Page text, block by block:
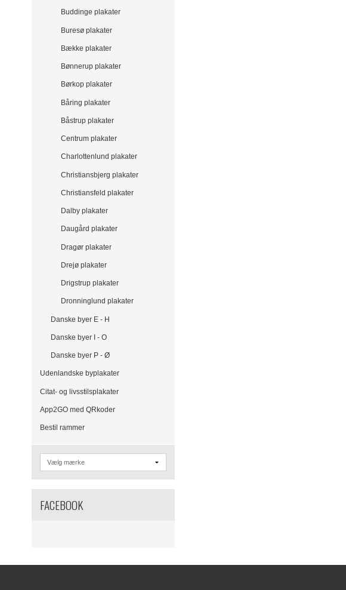
Buddinge plakater
Buresø plakater
Bække plakater
Bønnerup plakater
Børkop plakater
Båring plakater
Båstrup plakater
Centrum plakater
Charlottenlund plakater
Christiansbjerg plakater
Christiansfeld plakater
Dalby plakater
Daugård plakater
Dragør plakater
Drejø plakater
Drigstrup plakater
Dronninglund plakater
Danske byer E - H
Danske byer I - O
Danske byer P - Ø
Udenlandske byplakater
Citat- og livsstilsplakater
App2GO med QRkoder
Bestil rammer
FACEBOOK